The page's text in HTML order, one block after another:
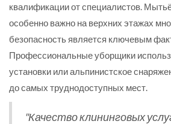
квалификации от специалистов.
особенно важно на верхних этажах
безопасность является ключевым
Профессиональные уборщики
установки или альпинистское
до самых труднодоступных мест.
"Качество клининговых